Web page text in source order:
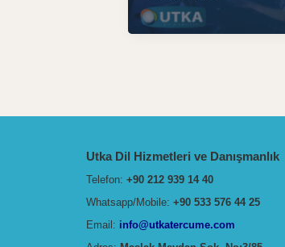
Oyunları
ve
Renkli
Çeviri
Dünyası
Utka Dil Hizmetleri ve Danışmanlık
Telefon: +90 212 939 14 40
Whatsapp/Mobile: +90 533 576 44 25
Email: info@utkatercume.com